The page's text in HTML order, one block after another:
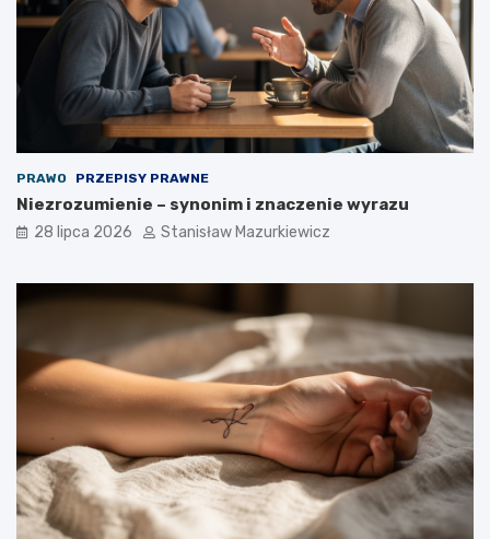
PRAWO PRZEPISY PRAWNE
Niezrozumienie – synonim i znaczenie wyrazu
28 lipca 2026 Stanisław Mazurkiewicz